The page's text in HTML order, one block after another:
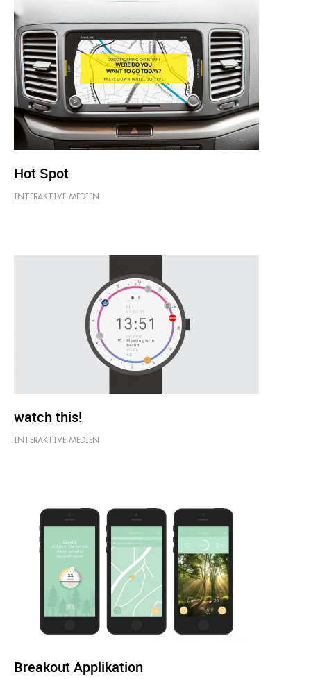
Hot Spot
INTERAKTIVE MEDIEN
watch this!
INTERAKTIVE MEDIEN
Breakout Applikation